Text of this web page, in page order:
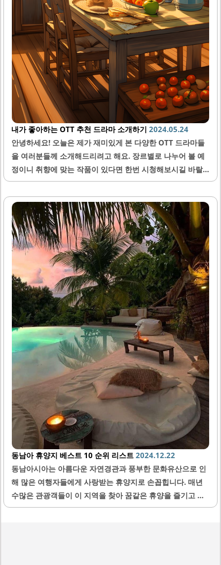
내가 좋아하는 OTT 추천 드라마 소개하기 2024.05.24
안녕하세요! 오늘은 제가 재미있게 본 다양한 OTT 드라마들
을 여러분들께 소개해드리려고 해요. 장르별로 나누어 볼 예
정이니 취향에 맞는 작품이 있다면 한번 시청해보시길 바랄
게요! 그럼 시작할게요~ 로맨스 드라마 첫 번째로 소개할 장
르는 바로 로맨스인데요. '사랑의 불시착'은 대한민국 여자와
북한 군인 남자의 이야기를 그린 드라마에요. 손예진님과 현
빈님의 케미스트리도 정말 좋았지만 스토리 자체로도 매우
흥미롭고 재밌었답니다. 두번째로는 대만 드라마인 '상견니'
인데요. 타임슬립이라는 소재부터 이미 흥미진진하죠? 게다
가 배우들 연기력까지 완벽해서 정주행 할 수 밖에 없는 드라
마랍니다 범죄 스릴러 드라마 다음으로는 범죄 스릴러 드라
마 몇 가지를 소개해드릴게요. 먼저 '이태원 클라쓰' 는 이태
원에서 벌어지는 청춘들의 창업기를 다룬 성장 드라마예요.
박서준님이랑 김다미님 미모 구경하느라 시간 가는 줄 모르
고..
동남아 휴양지 베스트 10 순위 리스트 2024.12.22
동남아시아는 아름다운 자연경관과 풍부한 문화유산으로 인
해 많은 여행자들에게 사랑받는 휴양지로 손꼽힙니다. 매년
수많은 관광객들이 이 지역을 찾아 꿈같은 휴양을 즐기고 있
습니다. 이번 글에서는 동남아시아에서 방문할 만한 최고의